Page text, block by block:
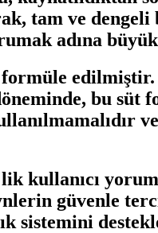
tam ve dengeli
adına
bu süt
kullanıcı
güvenle
sistemini